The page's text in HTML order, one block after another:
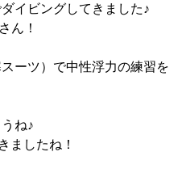
イビングしてきました♪
ん！
ーツ）で中性浮力の練習を
ね♪
ましたね！